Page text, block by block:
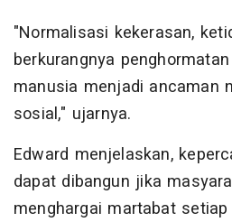
"Normalisasi kekerasan,
berkurangnya
manusia menjadi ancaman
sosial," ujarnya.
Edward menjelaskan,
dapat dibangun jika
menghargai martabat